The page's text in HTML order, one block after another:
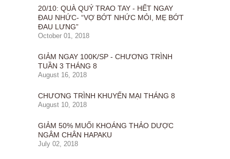
20/10: QUÀ QUÝ TRAO TAY - HẾT NGAY
ĐAU NHỨC- “VỢ BỚT NHỨC MỎI, MẸ BỚT
ĐAU LƯNG”
October 01, 2018
GIẢM NGAY 100K/SP - CHƯƠNG TRÌNH
TUẦN 3 THÁNG 8
August 16, 2018
CHƯƠNG TRÌNH KHUYẾN MẠI THÁNG 8
August 10, 2018
GIẢM 50% MUỐI KHOÁNG THẢO DƯỢC
NGÂM CHÂN HAPAKU
July 02, 2018